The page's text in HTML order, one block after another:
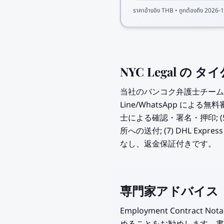
ราคาอ้างอิงTHB • ถูกต้องถึง2026-
NYC Legal の タ
当社のバンコク弁護士チー
Line/WhatsApp による無料
士による確認・署名・押印;
所への送付; (7) DHL
なし、返金保証付きです。
専門家アドバイス
Employment Contract